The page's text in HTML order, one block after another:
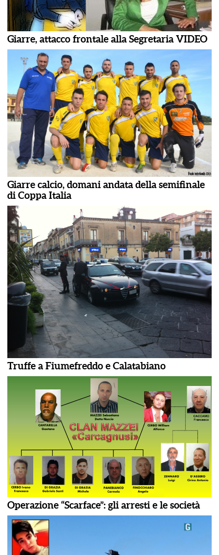
Giarre, attacco frontale alla Segretaria VIDEO
Giarre calcio, domani andata della semifinale
di Coppa Italia
Truffe a Fiumefreddo e Calatabiano
Operazione “Scarface”: gli arresti e le società